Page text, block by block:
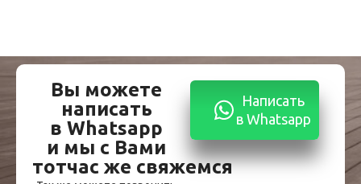
Вы можете
написать
в Whatsapp
и мы с Вами
тотчас же свяжемся
Написать
в Whatsapp